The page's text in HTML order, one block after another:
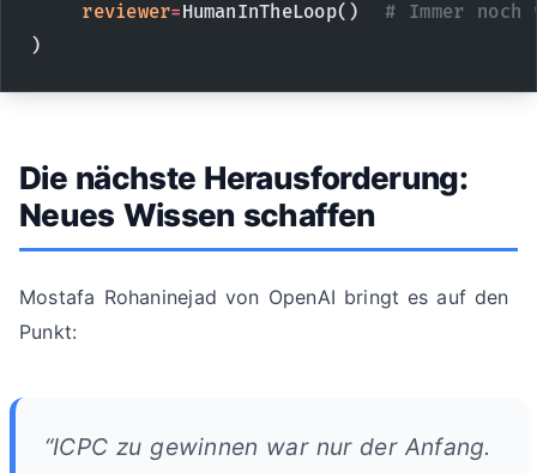
    reviewer
=HumanInTheLoop() # Immer
)
Die nächste Herausforderung:
Neues Wissen schaffen
Mostafa Rohaninejad von OpenAI bringt es auf den
Punkt:
“ICPC zu gewinnen war nur der Anfang.